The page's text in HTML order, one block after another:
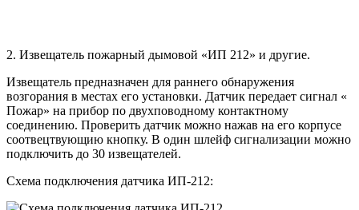
2. Извещатель пожарный дымовой «ИП 212» и другие.
Извещатель предназначен для раннего обнаружения
возгорания в местах его установки. Датчик передает сигнал «
Пожар» на прибор по двухповодному контактному
соединению. Проверить датчик можно нажав на его корпусе
соотвецтвующию кнопку. В один шлейф сигнализации можно
подключить до 30 извещателей.
Схема подключения датчика ИП-212: